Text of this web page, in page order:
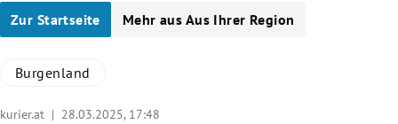
Zur Startseite Mehr aus Aus Ihrer Region
Burgenland
kurier.at | 28.03.2025, 17:48